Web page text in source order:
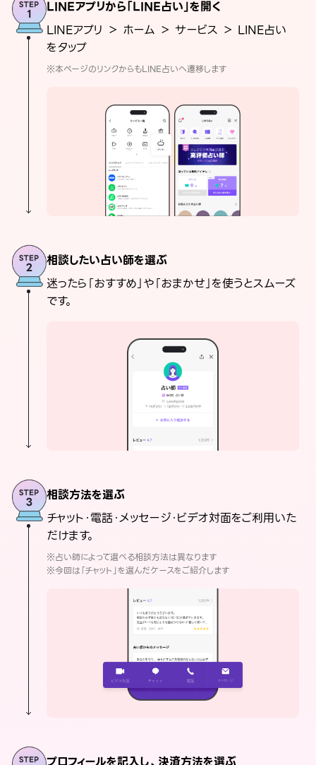
LINEアプリから「LINE占い」を開く
LINEアプリ ＞ ホーム ＞ サービス ＞ LINE占い
をタップ
※本ページのリンクからもLINE占いへ遷移します
相談したい占い師を選ぶ
迷ったら「おすすめ」や「おまかせ」を使うとスムーズ
です。
相談方法を選ぶ
チャット・電話・メッセージ・ビデオ対面をご利用いた
だけます。
※占い師によって選べる相談方法は異なります
※今回は「チャット」を選んだケースをご紹介します